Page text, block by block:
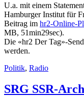
U.a. mit einem
Hamburger Institut für
Beitrag im hr2-Online-
MB, 51min29sec).
Die «hr2 Der Tag»-
werden.
Politik, Radio
SRG SSR-